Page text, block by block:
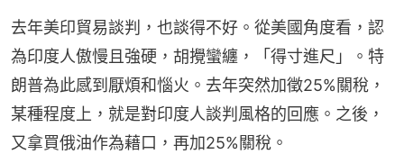
去年美印貿易談判，也談得不好。從美國角度看，認
為印度人傲慢且強硬，胡攪蠻纏，「得寸進尺」。特
朗普為此感到厭煩和惱火。去年突然加徵25%關稅，
某種程度上，就是對印度人談判風格的回應。之後，
又拿買俄油作為藉口，再加25%關稅。